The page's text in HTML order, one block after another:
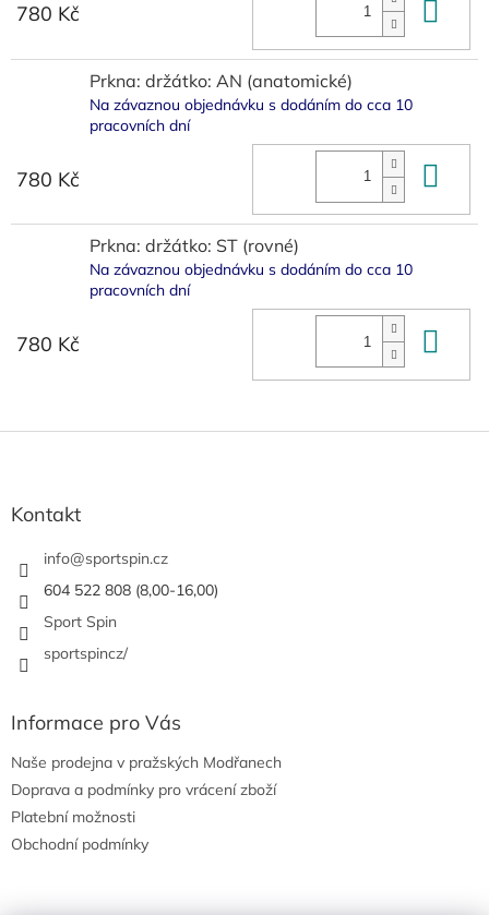
780 Kč
Prkna: držátko: AN (anatomické)
Na závaznou objednávku s dodáním do cca 10
pracovních dní
780 Kč
Prkna: držátko: ST (rovné)
Na závaznou objednávku s dodáním do cca 10
pracovních dní
780 Kč
Z
Kontakt
info@sportspin.cz
604 522 808 (8,00-16,00)
Sport Spin
sportspincz/
Informace pro Vás
Naše prodejna v pražských Modřanech
Doprava a podmínky pro vrácení zboží
Platební možnosti
Obchodní podmínky